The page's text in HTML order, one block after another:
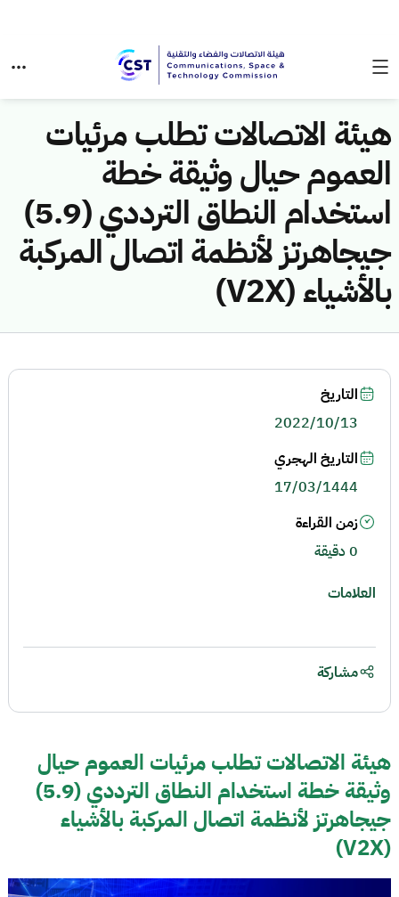
هيئة الاتصالات تطلب مرئيات
العموم حيال وثيقة خطة
استخدام النطاق الترددي (5.9)
جيجاهرتز لأنظمة اتصال المركبة
بالأشياء (V2X)
هيئة الاتصالات تطلب مرئيات العموم حيال
وثيقة خطة استخدام النطاق الترددي (5.9)
جيجاهرتز لأنظمة اتصال المركبة بالأشياء
(V2X)
التاريخ
2022/10/13
التاريخ الهجري
17/03/1444
زمن القراءة
0 دقيقة
العلامات
مشاركة